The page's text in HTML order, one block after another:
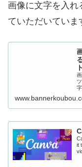
画像に文字を入
ていただいていま
it